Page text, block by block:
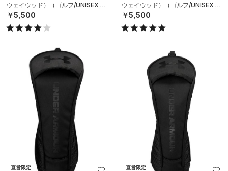
ウェイウッド）（ゴルフ/UNISEX）
￥5,500
ウェイウッド）（ゴルフ/UNISEX）
￥5,500
直営限定 直営限定